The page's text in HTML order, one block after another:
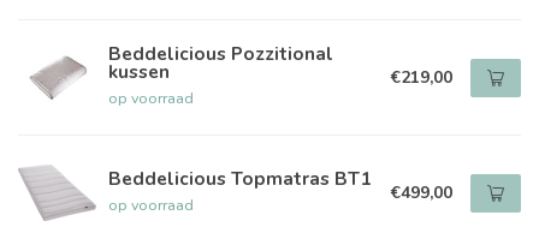
Beddelicious Pozzitional
kussen
op voorraad
€219,00
Beddelicious Topmatras BT1
op voorraad €499,00